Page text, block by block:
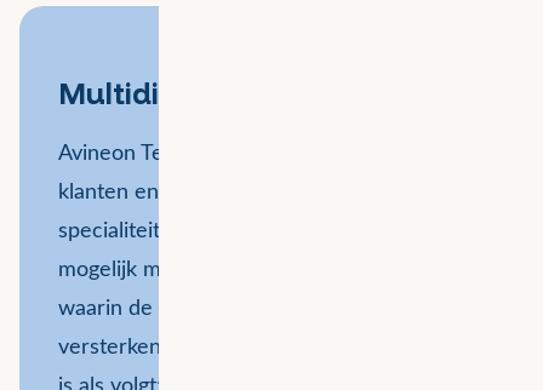
Multidisciplinair team
Avineon Tensing gelooft in partnerships met
klanten en marktpartijen met een andere
specialiteit. Het team dat GeoPublicatie
mogelijk maakt is bij uitstek een team
waarin de aanwezige specialiteiten elkaar
versterken. De samenstelling van het team
is als volgt: